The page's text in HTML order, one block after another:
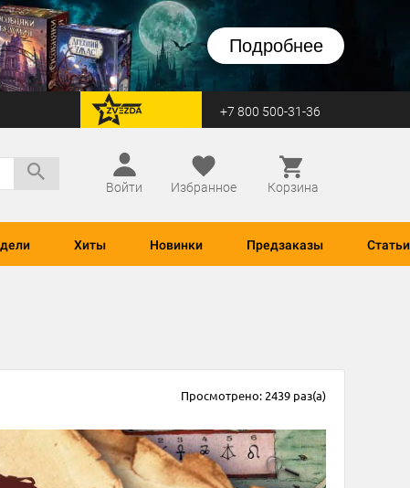
Подробнее
перейти на Zvezda +7 800 500-31-36
Войти
Избранное Корзина
Хиты Новинки Предзаказы Статьи
Просмотрено: 2439 раз(а)